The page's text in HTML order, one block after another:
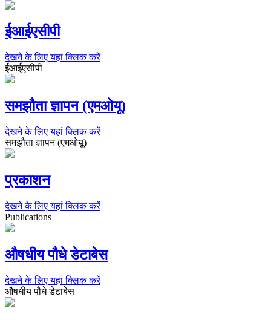
ईआईएसीपी
देखने के लिए यहां क्लिक करें
ईआईएसीपी
समझौता ज्ञापन (एमओयू)
देखने के लिए यहां क्लिक करें
समझौता ज्ञापन (एमओयू)
प्रकाशन
देखने के लिए यहां क्लिक करें
Publications
औषधीय पौधे डेटाबेस
देखने के लिए यहां क्लिक करें
औषधीय पौधे डेटाबेस